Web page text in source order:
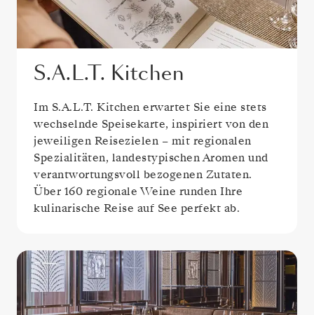
S.A.L.T. Kitchen
Im S.A.L.T. Kitchen erwartet Sie eine stets
wechselnde Speisekarte, inspiriert von den
jeweiligen Reisezielen – mit regionalen
Spezialitäten, landestypischen Aromen und
verantwortungsvoll bezogenen Zutaten.
Über 160 regionale Weine runden Ihre
kulinarische Reise auf See perfekt ab.